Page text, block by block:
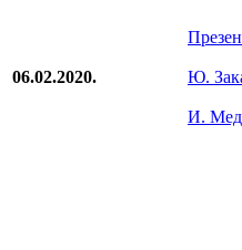
06.02.2020. Ю.
И.